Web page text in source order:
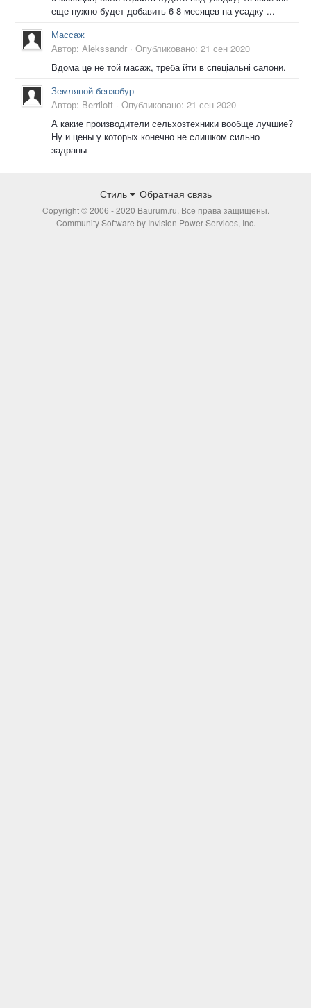
еще нужно будет добавить 6-8 месяцев на усадку ...
Массаж
Автор: Alekssandr · Опубликовано: 21 сен 2020
Вдома це не той масаж, треба йти в спеціальні салони.
Земляной бензобур
Автор: Berrilott · Опубликовано: 21 сен 2020
А какие производители сельхозтехники вообще лучшие?
Ну и цены у которых конечно не слишком сильно
задраны
Стиль Обратная связь
Copyright © 2006 - 2020 Baurum.ru. Все права защищены.
Community Software by Invision Power Services, Inc.